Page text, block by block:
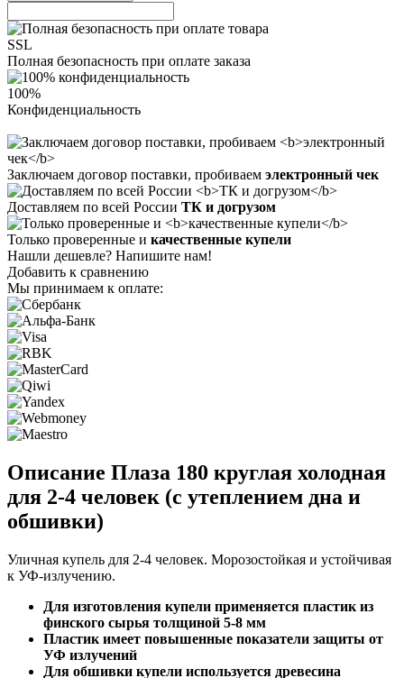
SSL
Полная безопасность при оплате заказа
100%
Конфиденциальность
Заключаем договор поставки, пробиваем электронный чек
Доставляем по всей России ТК и догрузом
Только проверенные и качественные купели
Нашли дешевле? Напишите нам!
Добавить к сравнению
Мы принимаем к оплате:
Описание Плаза 180 круглая холодная
для 2-4 человек (с утеплением дна и
обшивки)
Уличная купель для 2-4 человек. Морозостойкая и устойчивая
к УФ-излучению.
Для изготовления купели применяется пластик из
финского сырья толщиной 5-8 мм
Пластик имеет повышенные показатели защиты от
УФ излучений
Для обшивки купели используется древесина